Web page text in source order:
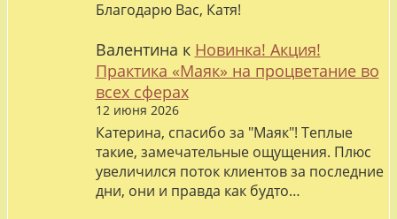
Благодарю Вас, Катя!
Валентина к Новинка! Акция!
Практика «Маяк» на процветание во
всех сферах
12 июня 2026
Катерина, спасибо за "Маяк"! Теплые
такие, замечательные ощущения. Плюс
увеличился поток клиентов за последние
дни, они и правда как будто…